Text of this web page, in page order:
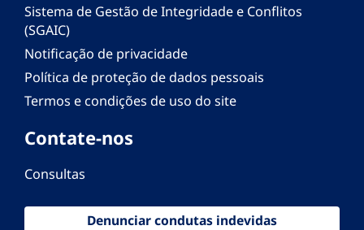
Sistema de Gestão de Integridade e Conflitos
(SGAIC)
Notificação de privacidade
Política de proteção de dados pessoais
Termos e condições de uso do site
Contate-nos
Consultas
Denunciar condutas indevidas